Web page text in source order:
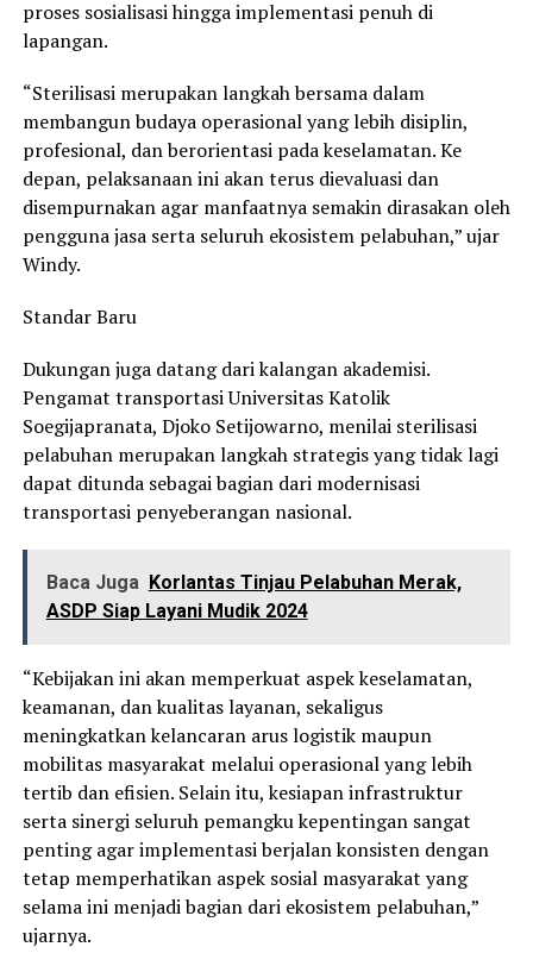
proses sosialisasi hingga implementasi penuh di
lapangan.
“Sterilisasi merupakan langkah bersama dalam
membangun budaya operasional yang lebih disiplin,
profesional, dan berorientasi pada keselamatan. Ke
depan, pelaksanaan ini akan terus dievaluasi dan
disempurnakan agar manfaatnya semakin dirasakan oleh
pengguna jasa serta seluruh ekosistem pelabuhan,” ujar
Windy.
Standar Baru
Dukungan juga datang dari kalangan akademisi.
Pengamat transportasi Universitas Katolik
Soegijapranata, Djoko Setijowarno, menilai sterilisasi
pelabuhan merupakan langkah strategis yang tidak lagi
dapat ditunda sebagai bagian dari modernisasi
transportasi penyeberangan nasional.
Baca Juga Korlantas Tinjau Pelabuhan Merak,
ASDP Siap Layani Mudik 2024
“Kebijakan ini akan memperkuat aspek keselamatan,
keamanan, dan kualitas layanan, sekaligus
meningkatkan kelancaran arus logistik maupun
mobilitas masyarakat melalui operasional yang lebih
tertib dan efisien. Selain itu, kesiapan infrastruktur
serta sinergi seluruh pemangku kepentingan sangat
penting agar implementasi berjalan konsisten dengan
tetap memperhatikan aspek sosial masyarakat yang
selama ini menjadi bagian dari ekosistem pelabuhan,”
ujarnya.